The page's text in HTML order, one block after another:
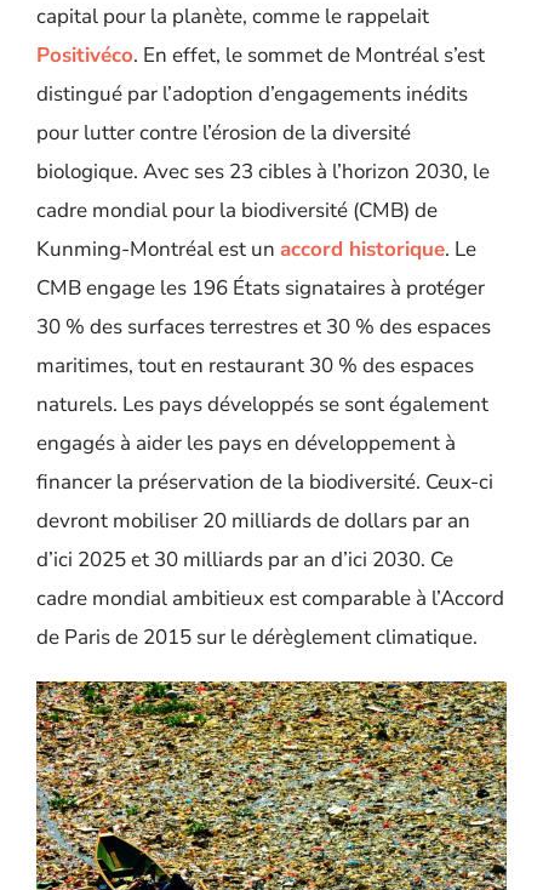
capital pour la planète, comme le rappelait
Positivéco. En effet, le sommet de Montréal s’est
distingué par l’adoption d’engagements inédits
pour lutter contre l’érosion de la diversité
biologique. Avec ses 23 cibles à l’horizon 2030, le
cadre mondial pour la biodiversité (CMB) de
Kunming-Montréal est un accord historique. Le
CMB engage les 196 États signataires à protéger
30 % des surfaces terrestres et 30 % des espaces
maritimes, tout en restaurant 30 % des espaces
naturels. Les pays développés se sont également
engagés à aider les pays en développement à
financer la préservation de la biodiversité. Ceux-ci
devront mobiliser 20 milliards de dollars par an
d’ici 2025 et 30 milliards par an d’ici 2030. Ce
cadre mondial ambitieux est comparable à l’Accord
de Paris de 2015 sur le dérèglement climatique.